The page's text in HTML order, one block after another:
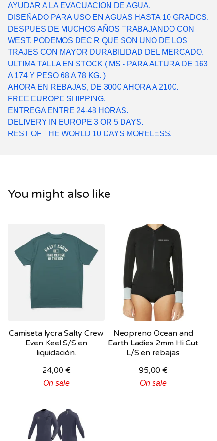
AYUDAR A LA EVACUACION DE AGUA.
DISEÑADO PARA USO EN AGUAS HASTA 10 GRADOS.
DESPUES DE MUCHOS AÑOS TRABAJANDO CON
WEST, PODEMOS DECIR QUE SON UNO DE LOS
TRAJES CON MAYOR DURABILIDAD DEL MERCADO.
ULTIMA TALLA EN STOCK ( MS - PARA ALTURA DE 163
A 174 Y PESO 68 A 78 KG. )
AHORA EN REBAJAS, DE 300€ AHORA A 210€.
FREE EUROPE SHIPPING.
ENTREGA ENTRE 24-48 HORAS.
DELIVERY IN EUROPE 3 OR 5 DAYS.
REST OF THE WORLD 10 DAYS MORELESS.
You might also like
Camiseta lycra Salty Crew
Even Keel S/S en
liquidación.
24,00 €
On sale
Neopreno Ocean and
Earth Ladies 2mm Hi Cut
L/S en rebajas
95,00 €
On sale